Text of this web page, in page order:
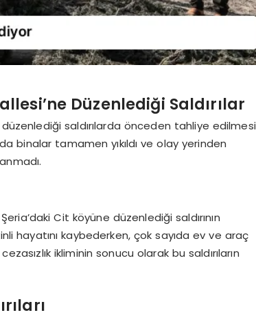
Düzenlediği Saldırılar
saldırılarda önceden tahliye edilmesi
binalar tamamen yıkıldı ve olay yerinden
Cit köyüne düzenlediği saldırının
hayatını kaybederken, çok sayıda ev ve araç
ikliminin sonucu olarak bu saldırıların